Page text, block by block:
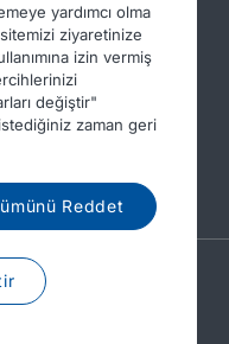
Privacy statement
yardımcı olma
ziyaretinize
izin vermiş
değiştir"
zaman geri
Reddet